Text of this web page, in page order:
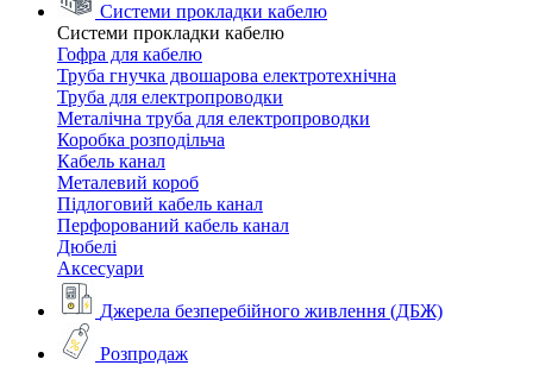
Системи прокладки кабелю
Системи прокладки кабелю
Гофра для кабелю
Труба гнучка двошарова електротехнічна
Труба для електропроводки
Металічна труба для електропроводки
Коробка розподільча
Кабель канал
Металевий короб
Підлоговий кабель канал
Перфорований кабель канал
Дюбелі
Аксесуари
Джерела безперебійного живлення (ДБЖ)
Розпродаж